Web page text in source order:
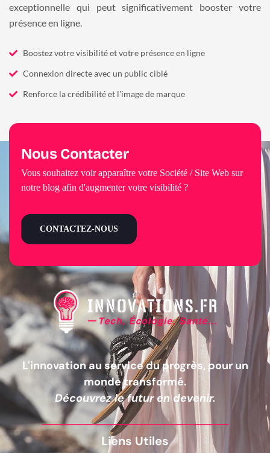
exceptionnelle qui peut significativement booster votre
présence en ligne.
Boostez votre visibilité et votre présence en ligne
Connexion directe avec un public ciblé
Renforce la crédibilité et l'image de marque
L'innovation au service du progrès, pour un
monde transformé.
Découvrez le futur en devenir.
Liens Utiles
Nous Contacter
Vous souhaitez voir apparaître votre Société / Site Web sur
notre blog afin d'augmenter votre visibilité ?
CONTACTEZ-NOUS